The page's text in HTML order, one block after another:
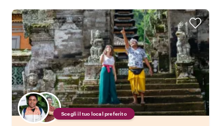
Scegli il tuo local preferito